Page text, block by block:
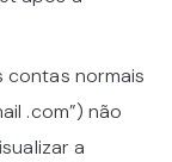
contas normais
.com”) não
a